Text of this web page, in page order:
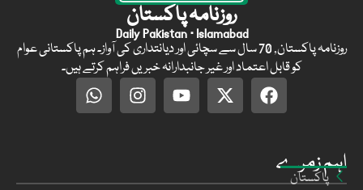
اہم زمرے
پاکستان
روزنامہ پاکستان
Daily Pakistan · Islamabad
روزنامہ پاکستان, 70 سال سے سچائی اور دیانتداری کی آواز۔ ہم پاکستانی عوام
کو قابل اعتماد اور غیر جانبدارانہ خبریں فراہم کرتے ہیں۔